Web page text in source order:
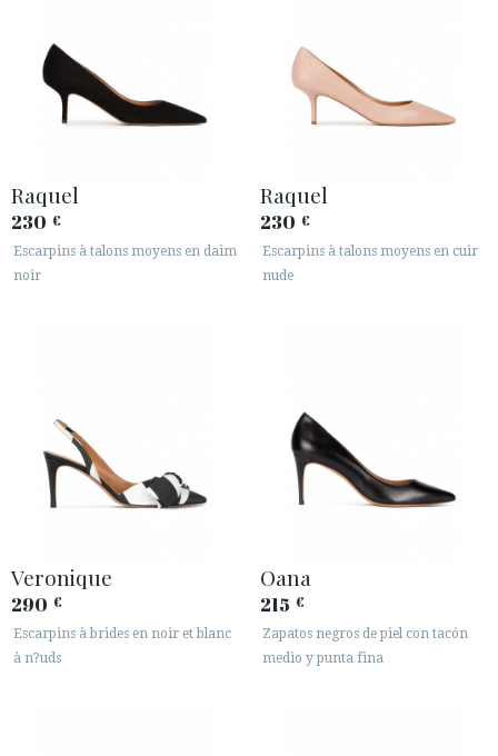
Raquel
230 €
Escarpins à talons moyens en daim
noir
Raquel
230 €
Escarpins à talons moyens en cuir
nude
Veronique
290 €
Escarpins à brides en noir et blanc
à n?uds
Oana
215 €
Zapatos negros de piel con tacón
medio y punta fina